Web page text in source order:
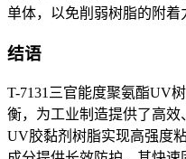
单体，以免削弱树脂的附着
结语
T-7131 三官能度聚氨酯UV
衡，为工业制造提供了高
UV胶黏剂树脂实现高强度